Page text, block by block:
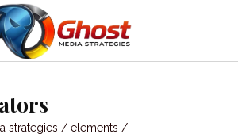
strategies / elements /